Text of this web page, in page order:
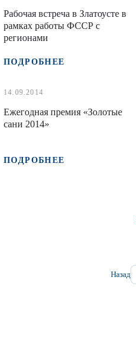
Рабочая встреча в Златоусте в
рамках работы ФССР с
регионами
ПОДРОБНЕЕ
14.09.2014
Ежегодная премия «Золотые
сани 2014»
ПОДРОБНЕЕ
Назад